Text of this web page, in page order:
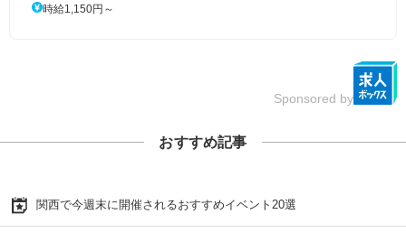
時給1,150円～
Sponsored by
おすすめ記事
関西で今週末に開催されるおすすめイベント20選